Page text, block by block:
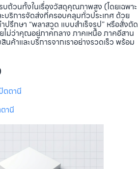
บถ้วนทั้งในเรื่องวัสดุคุณภาพสูง (โดยเฉพาะ
บริการจัดส่งที่ครอบคลุมทั่วประเทศ ด้วย
ปรึกษา “พลาสวูด แบบสำเร็จรูป” หรือสั่งตัด
ไม่ว่าคุณอยู่ภาคกลาง ภาคเหนือ ภาคอีสาน
นค้าและบริการจากเราอย่างรวดเร็ว พร้อม
ตตานี
านี